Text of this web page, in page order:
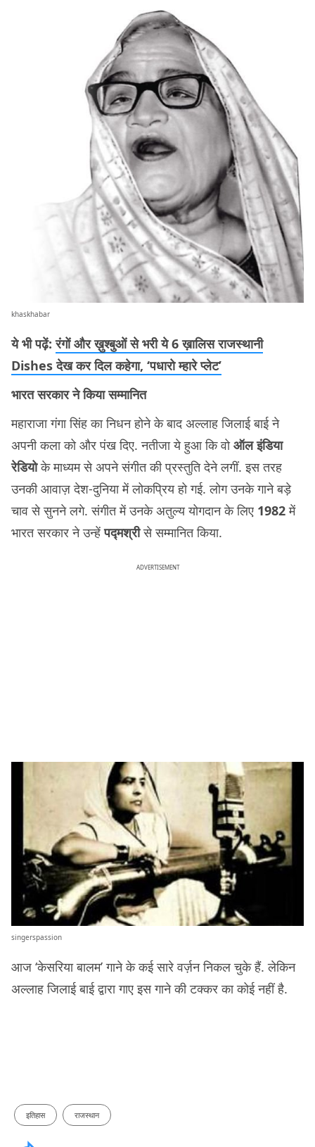
khaskhabar
ये भी पढ़ें:रंगों और ख़ुश्बुओं से भरी ये 6 ख़ालिस राजस्थानी
Dishes देख कर दिल कहेगा, ‘पधारो म्हारे प्लेट’
भारत सरकार ने किया सम्मानित
महाराजा गंगा सिंह का निधन होने के बाद अल्लाह जिलाई बाई ने
अपनी कला को और पंख दिए. नतीजा ये हुआ कि वोऑल इंडिया
रेडियोके माध्यम से अपने संगीत की प्रस्तुति देने लगीं. इस तरह
उनकी आवाज़ देश-दुनिया में लोकप्रिय हो गई. लोग उनके गाने बड़े
चाव से सुनने लगे. संगीत में उनके अतुल्य योगदान के लिए 1982में
भारत सरकार ने उन्हेंपद्मश्रीसे सम्मानित किया.
ADVERTISEMENT
singerspassion
आज ‘केसरिया बालम’ गाने के कई सारे वर्ज़न निकल चुके हैं. लेकिन
अल्लाह जिलाई बाई द्वारा गाए इस गाने की टक्कर का कोई नहीं है.
इतिहास राजस्थान